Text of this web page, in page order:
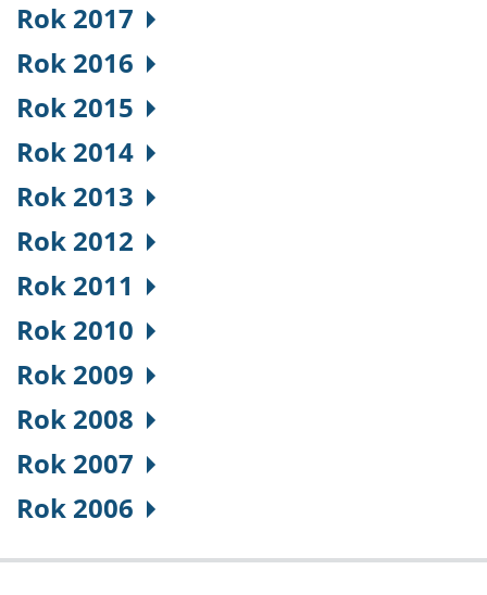
Rok 2017
Rok 2016
Rok 2015
Rok 2014
Rok 2013
Rok 2012
Rok 2011
Rok 2010
Rok 2009
Rok 2008
Rok 2007
Rok 2006